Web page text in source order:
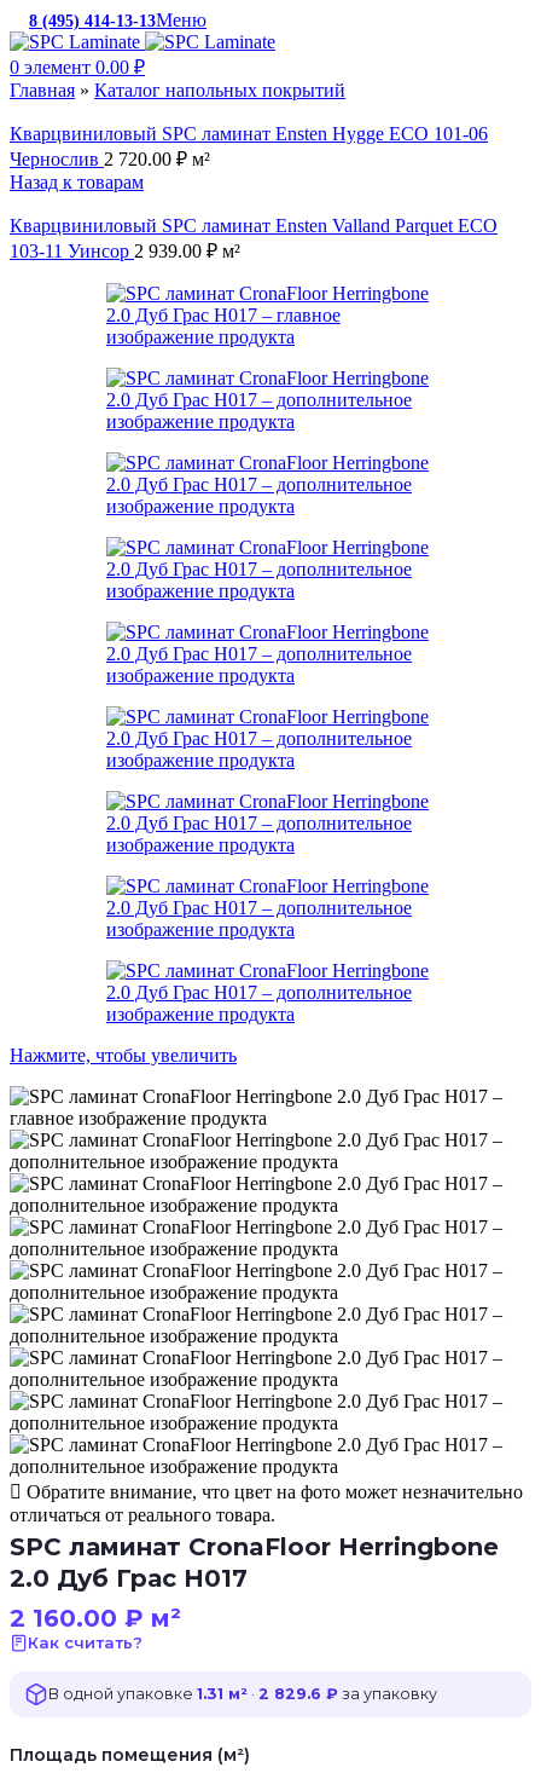
8 (495) 414-13-13Меню
0 элемент 0.00 ₽
Главная » Каталог напольных покрытий
Кварцвиниловый SPC ламинат Ensten Hygge ECO 101-06
Чернослив 2 720.00 ₽ м²
Назад к товарам
Кварцвиниловый SPC ламинат Ensten Valland Parquet ECO
103-11 Уинсор 2 939.00 ₽ м²
Нажмите, чтобы увеличить
Обратите внимание, что цвет на фото может незначительно
отличаться от реального товара.
SPC ламинат CronaFloor Herringbone
2.0 Дуб Грас H017
2 160.00 ₽ м²
Как считать?
В одной упаковке 1.31 м² · 2 829.6 ₽ за упаковку
Площадь помещения (м²)